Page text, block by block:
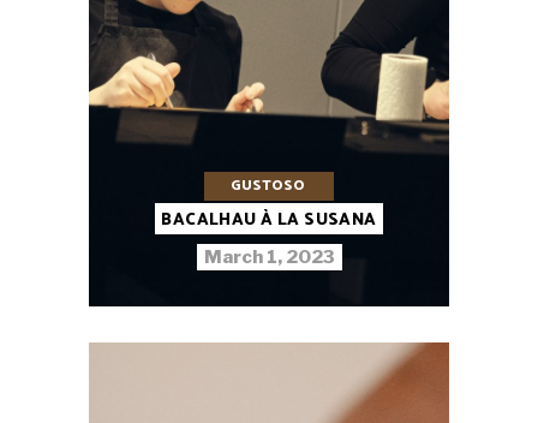
GUSTOSO
BACALHAU À LA SUSANA
March 1, 2023